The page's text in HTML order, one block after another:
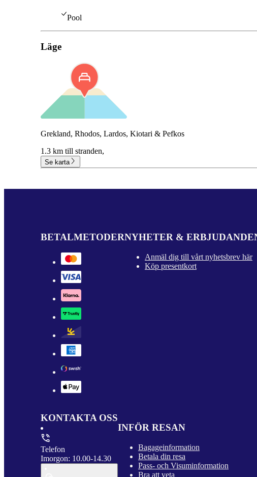
Pool
Läge
Grekland, Rhodos, Lardos, Kiotari & Pefkos
1.3 km till stranden,
Se karta
BETALMETODERNYHETER &
Anmäl dig till vårt nyhetsbrev här
Köp presentkort
KONTAKTA OSS
Telefon
Imorgon: 10.00-14.30
INFÖR RESAN
Bagageinformation
Betala din resa
Pass- och Visuminformation
Bra att veta